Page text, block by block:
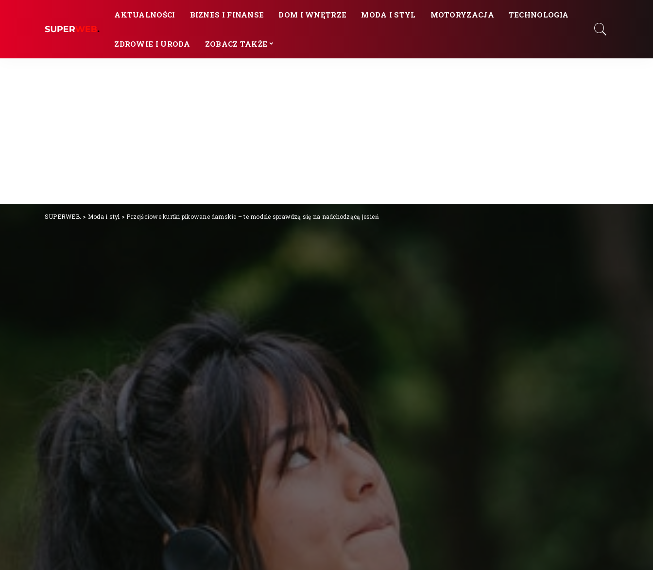
AKTUALNOŚCI BIZNES I FINANSE DOM I WNĘTRZE MODA I STYL MOTORYZACJA TECHNOLOGIA
ZDROWIE I URODA ZOBACZ TAKŻE
SUPERWEB. > Moda i styl >Przejściowe kurtki pikowane damskie – te modele sprawdzą się na nadchodzącą jesień